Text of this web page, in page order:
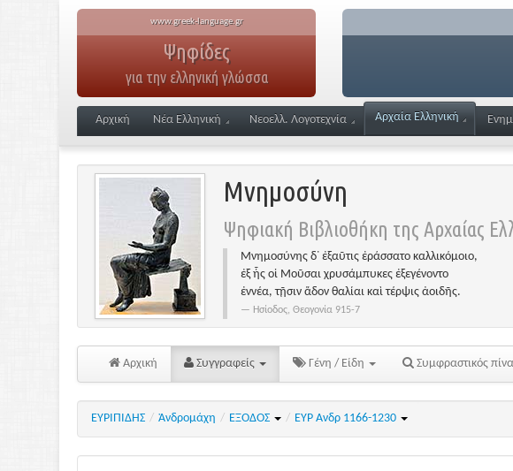
www.greek-language.gr
Ψηφίδες
για την ελληνική γλώσσα
Αρχική Νέα Ελληνική Νεοελλ. Λογοτεχνία Αρχαία Ελληνική
Μνημοσύνη
Ψηφιακή Βιβλιοθήκη της Αρχαίας
Μνημοσύνης δ᾽ ἐξαῦτις ἐράσσατο καλλικόμοιο,
ἐξ ἧς οἱ Μοῦσαι χρυσάμπυκες ἐξεγένοντο
ἐννέα, τῇσιν ἅδον θαλίαι καὶ τέρψις ἀοιδῆς.
Ησίοδος, Θεογονία 915-7
Αρχική Συγγραφείς Γένη / Είδη Συμφραστικός
ΕΥΡΙΠΙΔΗΣ / Ἀνδρομάχη / ΕΞΟΔΟΣ / ΕΥΡ Ανδρ 1166-1230